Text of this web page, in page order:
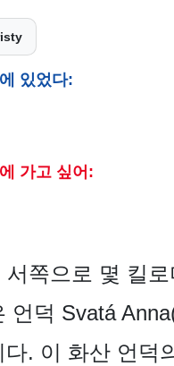
있었다:
가고 싶어:
쪽으로 몇 킬
언덕 Svatá
. 이 화산 언덕